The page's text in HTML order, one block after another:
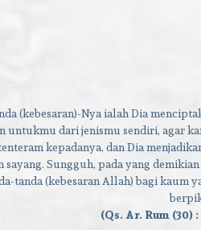
(kebesaran)-Nya ialah Dia
untukmu dari jenismu sendiri, agar
kepadanya, dan Dia
sayang. Sungguh, pada yang
tanda (kebesaran Allah) bagi kaum
(Qs. Ar. Rum (30) :